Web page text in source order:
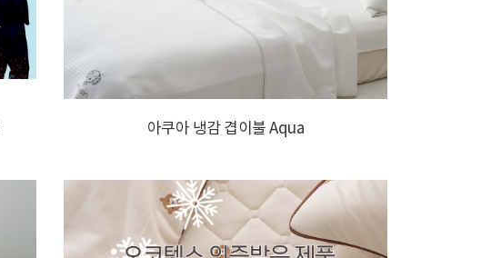
아쿠아 냉감 겹이불 Aqua